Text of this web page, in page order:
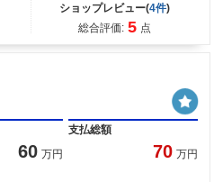
ショップレビュー(4件)
総合評価: 5 点
60 万円
支払総額
70 万円